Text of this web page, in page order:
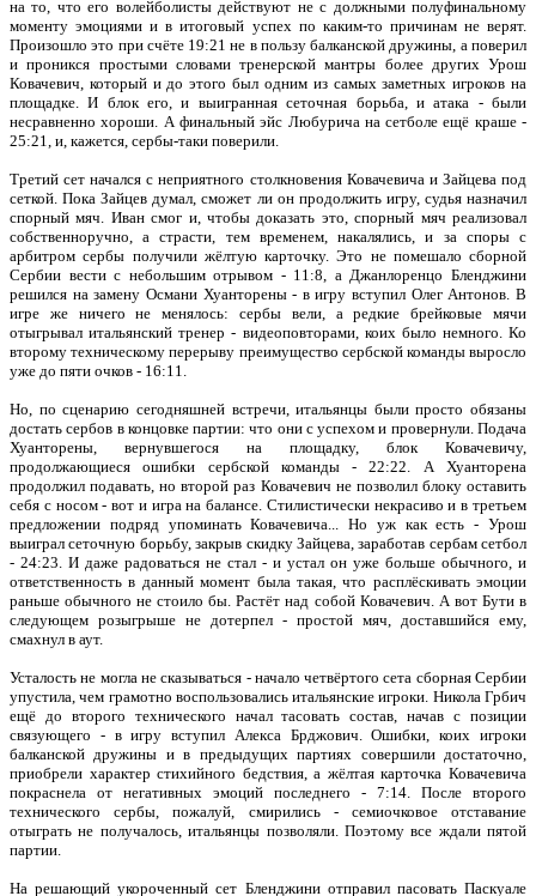
на то, что его волейболисты действуют не с должными полуфинальному
моменту эмоциями и в итоговый успех по каким-то причинам не верят.
Произошло это при счёте 19:21 не в пользу балканской дружины, а поверил
и проникся простыми словами тренерской мантры более других Урош
Ковачевич, который и до этого был одним из самых заметных игроков на
площадке. И блок его, и выигранная сеточная борьба, и атака - были
несравненно хороши. А финальный эйс Любурича на сетболе ещё краше -
25:21, и, кажется, сербы-таки поверили.
Третий сет начался с неприятного столкновения Ковачевича и Зайцева под
сеткой. Пока Зайцев думал, сможет ли он продолжить игру, судья назначил
спорный мяч. Иван смог и, чтобы доказать это, спорный мяч реализовал
собственноручно, а страсти, тем временем, накалялись, и за споры с
арбитром сербы получили жёлтую карточку. Это не помешало сборной
Сербии вести с небольшим отрывом - 11:8, а Джанлоренцо Бленджини
решился на замену Османи Хуанторены - в игру вступил Олег Антонов. В
игре же ничего не менялось: сербы вели, а редкие брейковые мячи
отыгрывал итальянский тренер - видеоповторами, коих было немного. Ко
второму техническому перерыву преимущество сербской команды выросло
уже до пяти очков - 16:11.
Но, по сценарию сегодняшней встречи, итальянцы были просто обязаны
достать сербов в концовке партии: что они с успехом и провернули. Подача
Хуанторены, вернувшегося на площадку, блок Ковачевичу,
продолжающиеся ошибки сербской команды - 22:22. А Хуанторена
продолжил подавать, но второй раз Ковачевич не позволил блоку оставить
себя с носом - вот и игра на балансе. Стилистически некрасиво и в третьем
предложении подряд упоминать Ковачевича... Но уж как есть - Урош
выиграл сеточную борьбу, закрыв скидку Зайцева, заработав сербам сетбол
- 24:23. И даже радоваться не стал - и устал он уже больше обычного, и
ответственность в данный момент была такая, что расплёскивать эмоции
раньше обычного не стоило бы. Растёт над собой Ковачевич. А вот Бути в
следующем розыгрыше не дотерпел - простой мяч, доставшийся ему,
смахнул в аут.
Усталость не могла не сказываться - начало четвёртого сета сборная Сербии
упустила, чем грамотно воспользовались итальянские игроки. Никола Грбич
ещё до второго технического начал тасовать состав, начав с позиции
связующего - в игру вступил Алекса Брджович. Ошибки, коих игроки
балканской дружины и в предыдущих партиях совершили достаточно,
приобрели характер стихийного бедствия, а жёлтая карточка Ковачевича
покраснела от негативных эмоций последнего - 7:14. После второго
технического сербы, пожалуй, смирились - семиочковое отставание
отыграть не получалось, итальянцы позволяли. Поэтому все ждали пятой
партии.
На решающий укороченный сет Бленджини отправил пасовать Паскуале